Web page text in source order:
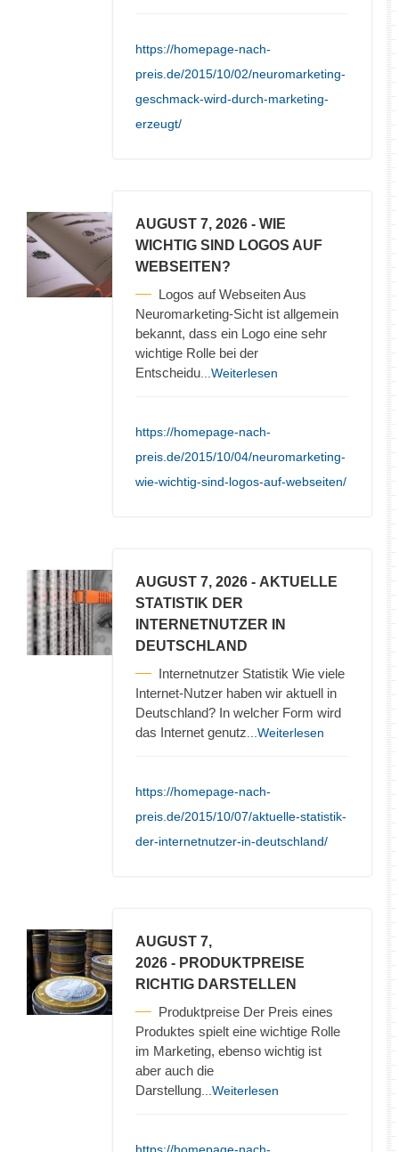
https://homepage-nach-
preis.de/2015/10/02/neuromarketing-
geschmack-wird-durch-marketing-
erzeugt/
AUGUST 7, 2026 - WIE
WICHTIG SIND LOGOS AUF
WEBSEITEN?
Logos auf Webseiten Aus
Neuromarketing-Sicht ist allgemein
bekannt, dass ein Logo eine sehr
wichtige Rolle bei der
Entscheidu ...Weiterlesen
https://homepage-nach-
preis.de/2015/10/04/neuromarketing-
wie-wichtig-sind-logos-auf-webseiten/
AUGUST 7, 2026 - AKTUELLE
STATISTIK DER
INTERNETNUTZER IN
DEUTSCHLAND
Internetnutzer Statistik Wie viele
Internet-Nutzer haben wir aktuell in
Deutschland? In welcher Form wird
das Internet genutz ...Weiterlesen
https://homepage-nach-
preis.de/2015/10/07/aktuelle-statistik-
der-internetnutzer-in-deutschland/
AUGUST 7,
2026 - PRODUKTPREISE
RICHTIG DARSTELLEN
Produktpreise Der Preis eines
Produktes spielt eine wichtige Rolle
im Marketing, ebenso wichtig ist
aber auch die
Darstellung ...Weiterlesen
https://homepage-nach-